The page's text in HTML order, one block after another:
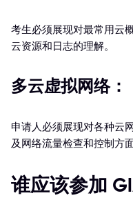
考生必须展现对最常用云
云资源和日志的理解。
多云虚拟网络：
申请人必须展现对各种云
及网络流量检查和控制方
谁应该参加